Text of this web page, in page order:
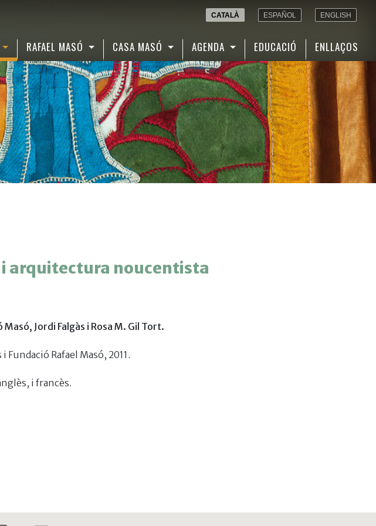
CATALÀ ESPAÑOL ENGLISH
RAFAEL MASÓ CASA MASÓ AGENDA EDUCACIÓ ENLLAÇOS
i arquitectura noucentista
Jordi Falgàs i Rosa M. Gil Tort.
Rafael Masó, 2011.
i francès.